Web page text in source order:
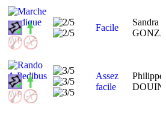
Facile
Sandra
Assez
facile
Philippe